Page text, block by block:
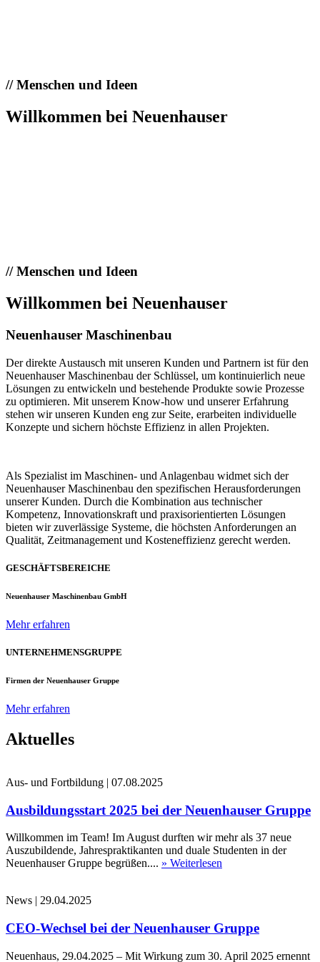
//Menschen und Ideen
Willkommen bei Neuenhauser
//Menschen und Ideen
Willkommen bei Neuenhauser
Neuenhauser Maschinenbau
Der direkte Austausch mit unseren Kunden und Partnern ist für den
Neuenhauser Maschinenbau der Schlüssel, um kontinuierlich neue
Lösungen zu entwickeln und bestehende Produkte sowie Prozesse
zu optimieren. Mit unserem Know-how und unserer Erfahrung
stehen wir unseren Kunden eng zur Seite, erarbeiten individuelle
Konzepte und sichern höchste Effizienz in allen Projekten.
Als Spezialist im Maschinen- und Anlagenbau widmet sich der
Neuenhauser Maschinenbau den spezifischen Herausforderungen
unserer Kunden. Durch die Kombination aus technischer
Kompetenz, Innovationskraft und praxisorientierten Lösungen
bieten wir zuverlässige Systeme, die höchsten Anforderungen an
Qualität, Zeitmanagement und Kosteneffizienz gerecht werden.
GESCHÄFTSBEREICHE
Neuenhauser Maschinenbau GmbH
Mehr erfahren
UNTERNEHMENSGRUPPE
Firmen der Neuenhauser Gruppe
Mehr erfahren
Aktuelles
Aus- und Fortbildung | 07.08.2025
Ausbildungsstart 2025 bei der Neuenhauser Gruppe
Willkommen im Team! Im August durften wir mehr als 37 neue
Auszubildende, Jahrespraktikanten und duale Studenten in der
Neuenhauser Gruppe begrüßen.... » Weiterlesen
News | 29.04.2025
CEO-Wechsel bei der Neuenhauser Gruppe
Neuenhaus, 29.04.2025 – Mit Wirkung zum 30. April 2025 ernennt